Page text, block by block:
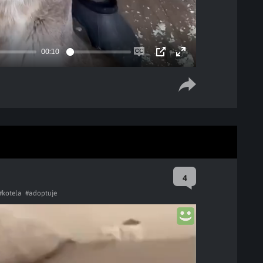
00:10
EnablePIP
Enter
fullscreen
4
#adoptuje